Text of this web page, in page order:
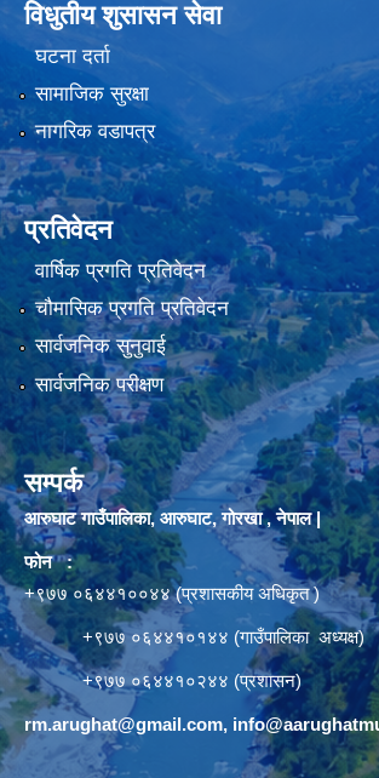
विधुतीय शुसासन सेवा
घटना दर्ता
सामाजिक सुरक्षा
नागरिक वडापत्र
प्रतिवेदन
वार्षिक प्रगति प्रतिवेदन
चौमासिक प्रगति प्रतिवेदन
सार्वजनिक सुनुवाई
सार्वजनिक परीक्षण
सम्पर्क
आरुघाट गाउँपालिका, आरुघाट, गोरखा , नेपाल |
फोन :
+९७७ ०६४४१००४४ (प्रशासकीय अधिकृत )
+९७७ ०६४४१०१४४ (गाउँपालिका अध्यक्ष)
+९७७ ०६४४१०२४४ (प्रशासन)
rm.arughat@gmail.com,